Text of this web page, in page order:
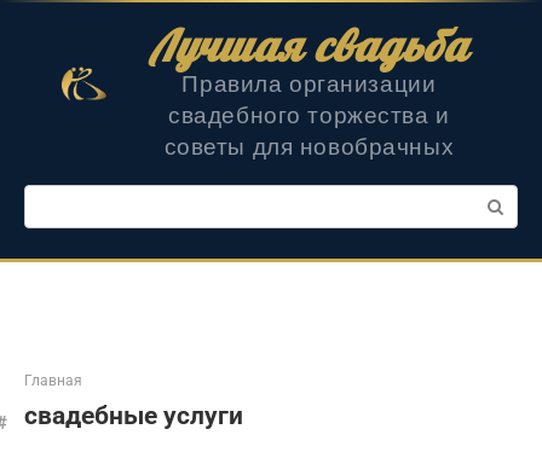
Лучшая свадьба
Правила организации
свадебного торжества и
советы для новобрачных
Поиск:
Главная
свадебные услуги